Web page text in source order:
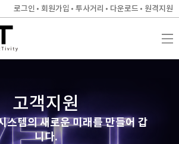
로그인 회원가입 투사거리 다운로드 원격지원
고객지원
스템의 새로운 미래를 만들어 갑
니다.